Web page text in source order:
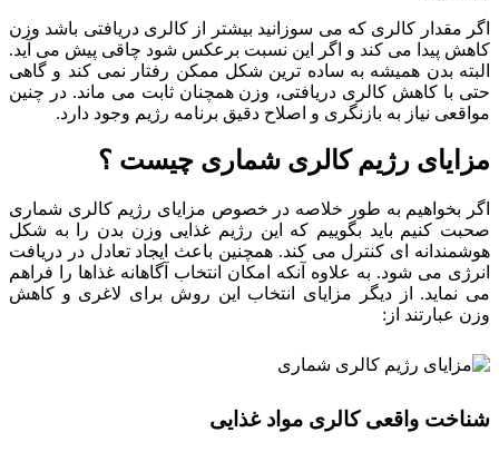
اگر مقدار کالری که می سوزانید بیشتر از کالری دریافتی باشد وزن
کاهش پیدا می کند و اگر این نسبت برعکس شود چاقی پیش می آید.
البته بدن همیشه به ساده ترین شکل ممکن رفتار نمی کند و گاهی
حتی با کاهش کالری دریافتی، وزن همچنان ثابت می ماند. در چنین
مواقعی نیاز به بازنگری و اصلاح دقیق برنامه رژیم وجود دارد.
مزایای رژیم کالری شماری چیست ؟
اگر بخواهیم به طور خلاصه در خصوص مزایای رژیم کالری شماری
صحبت کنیم باید بگوییم که این رژیم غذایی وزن بدن را به شکل
هوشمندانه ای کنترل می کند. همچنین باعث ایجاد تعادل در دریافت
انرژی می‌ شود. به علاوه آنکه امکان انتخاب آگاهانه غذاها را فراهم
می نماید. از دیگر مزایای انتخاب این روش برای لاغری و کاهش
وزن عبارتند از:
شناخت واقعی کالری مواد غذایی